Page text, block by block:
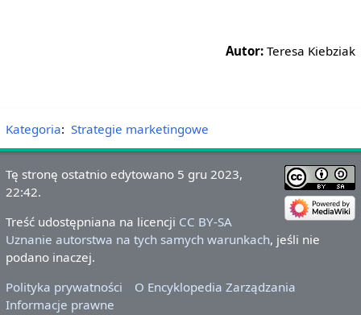
Autor: Teresa Kiebziak
Kategoria: Strategie marketingowe
Tę stronę ostatnio edytowano 5 gru 2023,
22:42.
Treść udostępniana na licencji CC BY-SA
Uznanie autorstwa na tych samych warunkach, jeśli nie
podano inaczej.
Polityka prywatności
O Encyklopedia Zarządzania
Informacje prawne